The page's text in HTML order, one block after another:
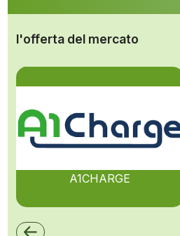
l'offerta del mercato
A1CHARGE